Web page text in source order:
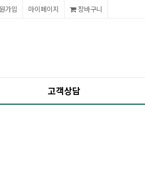
장바구니
마이페이지
가입
고객상담